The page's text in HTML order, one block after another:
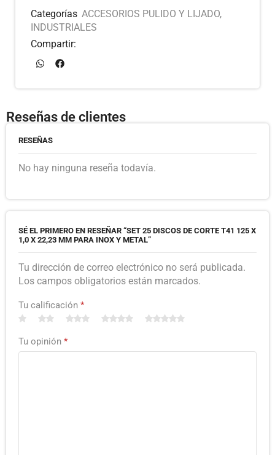
Categorías ACCESORIOS PULIDO Y LIJADO,
INDUSTRIALES
Compartir:
Reseñas de clientes
RESEÑAS
No hay ninguna reseña todavía.
SÉ EL PRIMERO EN RESEÑAR “SET 25 DISCOS DE CORTE T41 125 X
1,0 X 22,23 MM PARA INOX Y METAL”
Tu dirección de correo electrónico no será publicada.
Los campos obligatorios están marcados.
Tu calificación *
Tu opinión *